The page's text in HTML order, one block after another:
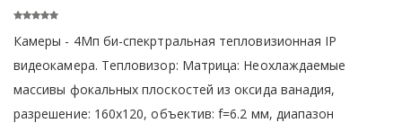
Камеры - 4Мп би-спекртральная тепловизионная IP
видеокамера. Тепловизор: Матрица: Неохлаждаемые
массивы фокальных плоскостей из оксида ванадия,
разрешение: 160х120, объектив: f=6.2 мм, диапазон